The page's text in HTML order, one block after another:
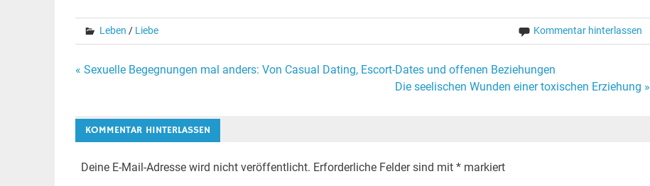
Leben / Liebe Kommentar hinterlassen
Navigation
« Sexuelle Begegnungen mal anders: Von Casual Dating, Escort-Dates und offenen Beziehungen
Die seelischen Wunden einer toxischen Erziehung »
KOMMENTAR HINTERLASSEN
Deine E-Mail-Adresse wird nicht veröffentlicht. Erforderliche Felder sind mit *markiert